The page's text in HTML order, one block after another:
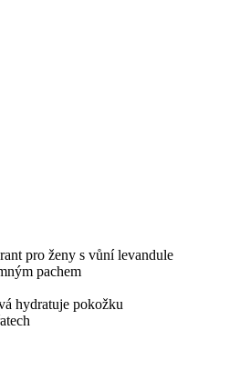
pro ženy s vůní levandule
pachem
hydratuje pokožku